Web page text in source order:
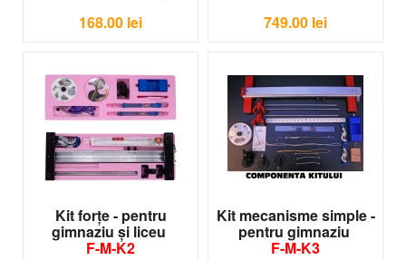
168.00 lei 749.00 lei
Kit forțe - pentru
gimnaziu și liceu
F-M-K2
Kit mecanisme simple -
pentru gimnaziu
F-M-K3